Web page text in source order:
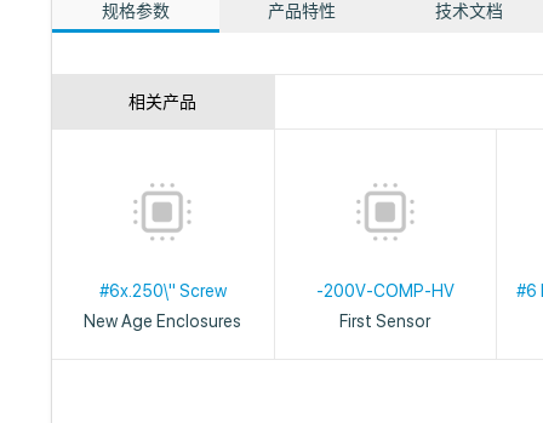
规格参数 产品特性 技术文档
相关产品
#6x.250\" Screw
New Age Enclosures
-200V-COMP-HV
First Sensor
#6